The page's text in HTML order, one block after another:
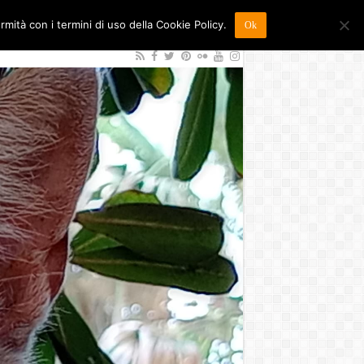
Sostienici Contatti
con i termini di uso della Cookie Policy. Ok